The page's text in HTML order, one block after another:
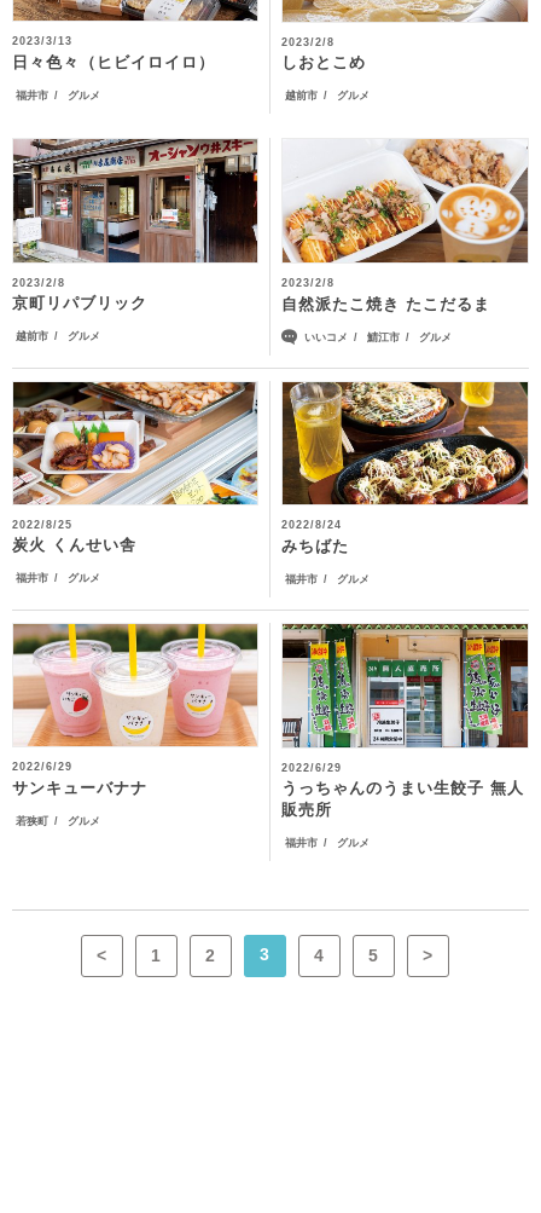
2023/3/13
日々色々（ヒビイロイロ）
福井市 グルメ
2023/2/8
しおとこめ
越前市 グルメ
2023/2/8
京町リパブリック
越前市 グルメ
2023/2/8
自然派たこ焼き たこだるま
いいコメ 鯖江市 グルメ
2022/8/25
炭火 くんせい舎
福井市 グルメ
2022/8/24
みちばた
福井市 グルメ
2022/6/29
サンキューバナナ
若狭町 グルメ
2022/6/29
うっちゃんのうまい生餃子 無人
販売所
福井市 グルメ
< 1 2 3 4 5 >